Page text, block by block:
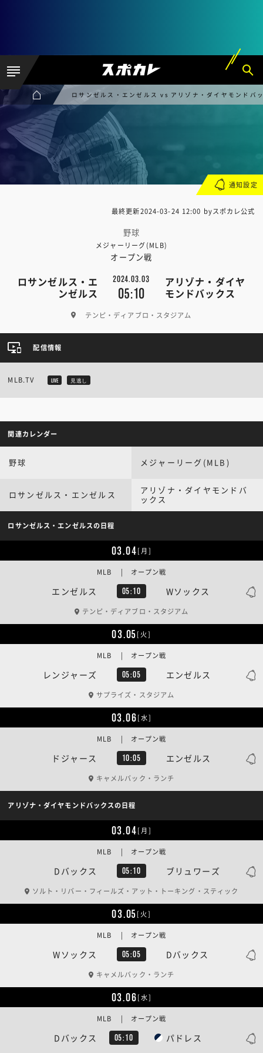
ロサンゼルス・エンゼルス vs アリゾナ・ダイヤモンドバ
最終更新2024-03-24 12:00 byスポカレ公式
野球
メジャーリーグ(MLB)
オープン戦
ロサンゼルス・エ
ンゼルス
2024.03.03
05:10
アリゾナ・ダイヤ
モンドバックス
テンピ・ディアブロ・スタジアム
通知設定
配信情報
MLB.TV LIVE 見逃し
関連カレンダー
野球 メジャーリーグ(MLB)
ロサンゼルス・エンゼルス
アリゾナ・ダイヤモンドバ
ックス
ロサンゼルス・エンゼルスの日程
03.04[月]
エンゼルス 05:10 Wソックス
MLB | オープン戦
テンピ・ディアブロ・スタジアム
03.05[火]
レンジャーズ 05:05 エンゼルス
MLB | オープン戦
サプライズ・スタジアム
03.06[水]
ドジャース 10:05 エンゼルス
MLB | オープン戦
キャメルバック・ランチ
アリゾナ・ダイヤモンドバックスの日程
03.04[月]
Dバックス 05:10 ブリュワーズ
MLB | オープン戦
ソルト・リバー・フィールズ・アット・トーキング・スティック
03.05[火]
Wソックス 05:05 Dバックス
MLB | オープン戦
キャメルバック・ランチ
03.06[水]
Dバックス 05:10 パドレス
MLB | オープン戦